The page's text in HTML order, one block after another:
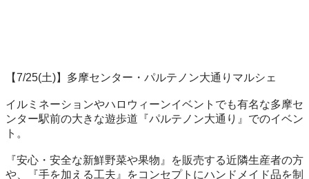
【7/25(土)】多摩センター・パルテノン大通りマルシェ
イルミネーションやハロウィーンイベントでも有名な多摩セ
ンター駅前の大きな遊歩道『パルテノン大通り』でのイベン
ト。
『安心・安全な新鮮野菜や果物』を販売する近隣生産者の方
や、『手を加える工夫』をコンセプトにハンドメイド品を制